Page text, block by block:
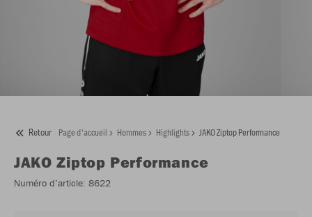
Retour Page d'accueil Hommes Highlights JAKO Ziptop Performance
JAKO Ziptop Performance
Numéro d’article: 8622